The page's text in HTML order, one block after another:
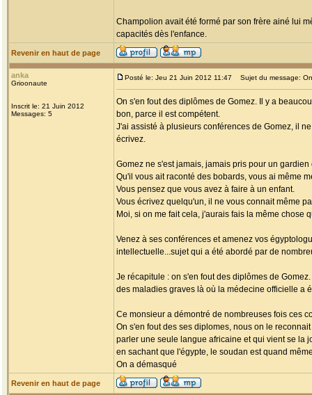
Champolion avait été formé par son frère ainé lui
capacités dès l'enfance.
Revenir en haut de page
anka
Grioonaute
Inscrit le: 21 Juin 2012
Messages: 5
Posté le: Jeu 21 Juin 2012 11:47 Sujet du message:
On s'en fout des diplômes de Gomez. Il y a
bon, parce il est compétent.
J'ai assisté à plusieurs conférences de Gomez, il
écrivez.
Gomez ne s'est jamais, jamais pris pour un gardien
Qu'il vous ait raconté des bobards, vous ai même
Vous pensez que vous avez à faire à un enfant.
Vous écrivez quelqu'un, il ne vous connait même
Moi, si on me fait cela, j'aurais fais la même chose
Venez à ses conférences et amenez vos
intellectuelle...sujet qui a été abordé par de
Je récapitule : on s'en fout des diplômes de
des maladies graves là où la médecine officielle a
Ce monsieur a démontré de nombreuses fois ces
On s'en fout des ses diplomes, nous on le
parler une seule langue africaine et qui vient se la
en sachant que l'égypte, le soudan est quand
On a démasqué
Revenir en haut de page